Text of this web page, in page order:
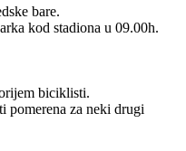
bare.
kod stadiona u 09.00h.
biciklisti.
pomerena za neki drugi